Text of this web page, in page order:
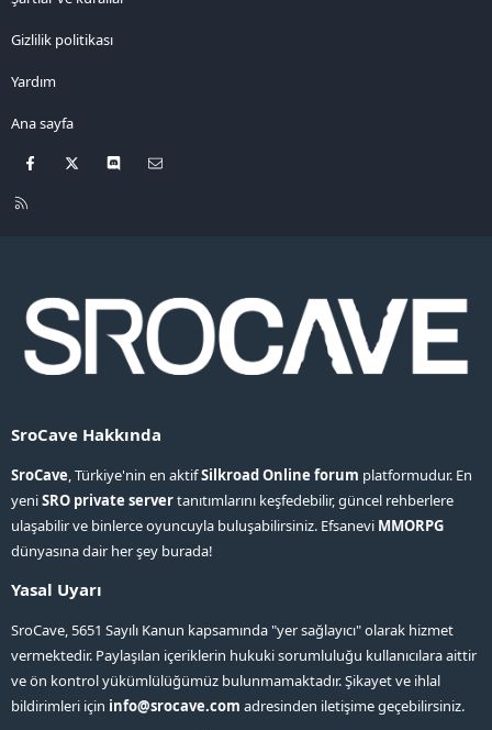
Gizlilik politikası
Yardım
Ana sayfa
Facebook Discord
R
SroCave Hakkında
SroCave, Türkiye'nin en aktifSilkroad Online forum platformudur. En
yeniSRO private servertanıtımlarını keşfedebilir, güncel rehberlere
ulaşabilir ve binlerce oyuncuyla buluşabilirsiniz. Efsanevi MMORPG
dünyasına dair her şey burada!
Yasal Uyarı
SroCave, 5651 Sayılı Kanun kapsamında "yer sağlayıcı" olarak hizmet
vermektedir. Paylaşılan içeriklerin hukuki sorumluluğu kullanıcılara aittir
ve ön kontrol yükümlülüğümüz bulunmamaktadır. Şikayet ve ihlal
bildirimleri için info@srocave.com adresinden iletişime geçebilirsiniz.